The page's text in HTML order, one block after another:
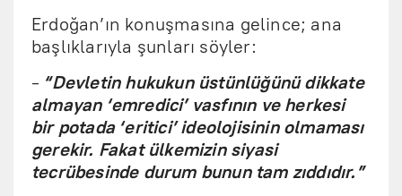
Erdoğan’ın konuşmasına gelince; ana
başlıklarıyla şunları söyler:
- “Devletin hukukun üstünlüğünü dikkate
almayan ‘emredici’ vasfının ve herkesi
bir potada ‘eritici’ ideolojisinin olmaması
gerekir. Fakat ülkemizin siyasi
tecrübesinde durum bunun tam zıddıdır.”